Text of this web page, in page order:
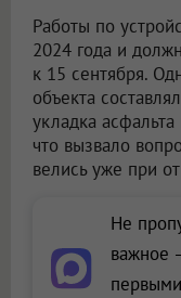
Работы по
2024 года и
к 15 сентября.
объекта
укладка
что вызвало
велись уже при
Не
важное